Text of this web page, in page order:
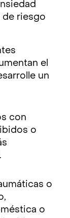
de riesgo
el
un
con
o
o
o